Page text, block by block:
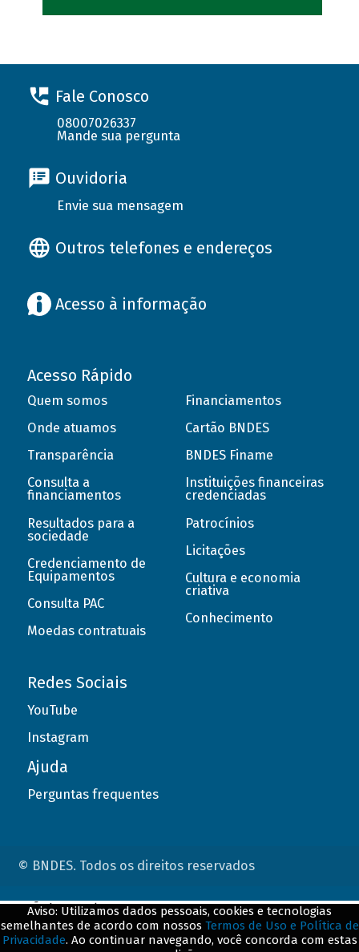
Fale Conosco
08007026337
Mande sua pergunta
Ouvidoria
Envie sua mensagem
Outros telefones e endereços
Acesso à informação
Acesso Rápido
Quem somos
Onde atuamos
Transparência
Consulta a
financiamentos
Resultados para a
sociedade
Credenciamento de
Equipamentos
Consulta PAC
Moedas contratuais
Financiamentos
Cartão BNDES
BNDES Finame
Instituições financeiras
credenciadas
Patrocínios
Licitações
Cultura e economia
criativa
Conhecimento
Redes Sociais
YouTube
Instagram
Ajuda
Perguntas frequentes
© BNDES. Todos os direitos reservados
Aviso: Utilizamos dados pessoais, cookies e tecnologias
semelhantes de acordo com nossos Termos de Uso e Política de
Privacidade. Ao continuar navegando, você concorda com estas
ConteÃºdo complementar
${title}${badge}